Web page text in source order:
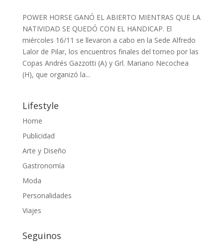
POWER HORSE GANÓ EL ABIERTO MIENTRAS QUE LA
NATIVIDAD SE QUEDÓ CON EL HANDICAP. El
miércoles 16/11 se llevaron a cabo en la Sede Alfredo
Lalor de Pilar, los encuentros finales del torneo por las
Copas Andrés Gazzotti (A) y Grl. Mariano Necochea
(H), que organizó la...
Lifestyle
Home
Publicidad
Arte y Diseño
Gastronomía
Moda
Personalidades
Viajes
Seguinos